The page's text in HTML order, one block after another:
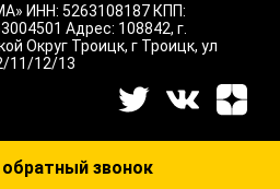
ИНН: 5263108187 КПП:
Адрес: 108842, г.
Округ Троицк, г Троицк, ул
11/12/13
обратный звонок